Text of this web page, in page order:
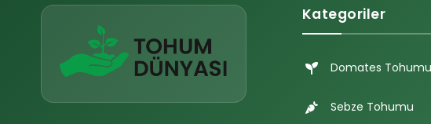
Kategoriler
Domates Tohumu
Sebze Tohumu